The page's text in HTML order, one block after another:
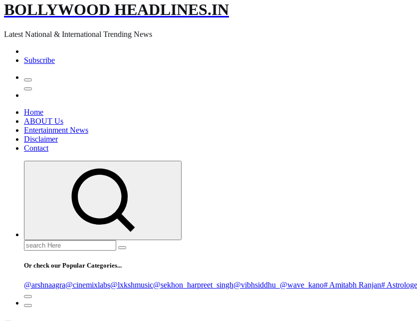
BOLLYWOOD HEADLINES.IN
Latest National & International Trending News
Subscribe
Home
ABOUT Us
Entertainment News
Disclaimer
Contact
Search
for:
Or check our Popular Categories...
@arshnaagra@cinemixlabs@lxkshmusic@sekhon_harpreet_singh@vibhsiddhu_ @wave_kano# Amitabh Ranjan#